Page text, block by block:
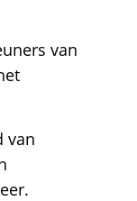
van
van